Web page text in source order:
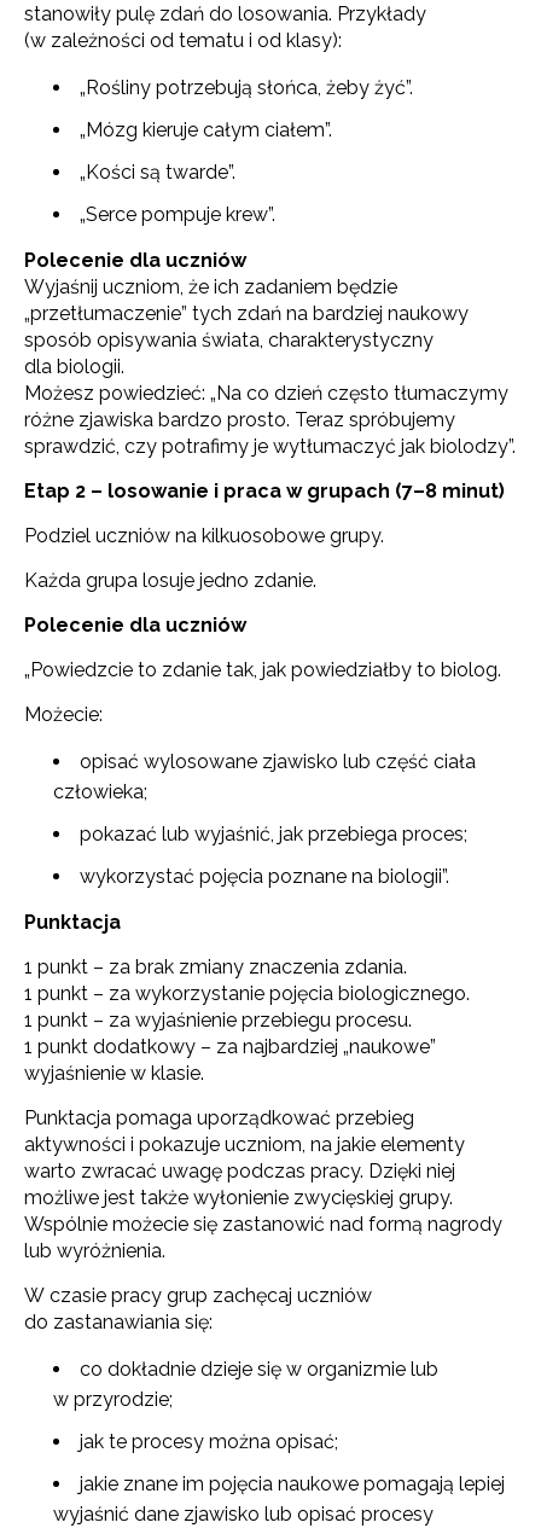
stanowiły pulę zdań do losowania. Przykłady
(w zależności od tematu i od klasy):
„Rośliny potrzebują słońca, żeby żyć”.
„Mózg kieruje całym ciałem”.
„Kości są twarde”.
„Serce pompuje krew”.
Polecenie dla uczniów
Wyjaśnij uczniom, że ich zadaniem będzie
„przetłumaczenie” tych zdań na bardziej naukowy
sposób opisywania świata, charakterystyczny
dla biologii.
Możesz powiedzieć: „Na co dzień często tłumaczymy
różne zjawiska bardzo prosto. Teraz spróbujemy
sprawdzić, czy potrafimy je wytłumaczyć jak biolodzy”.
Etap 2 – losowanie i praca w grupach (7–8 minut)
Podziel uczniów na kilkuosobowe grupy.
Każda grupa losuje jedno zdanie.
Polecenie dla uczniów
„Powiedzcie to zdanie tak, jak powiedziałby to biolog.
Możecie:
opisać wylosowane zjawisko lub część ciała
człowieka;
pokazać lub wyjaśnić, jak przebiega proces;
wykorzystać pojęcia poznane na biologii”.
Punktacja
1 punkt – za brak zmiany znaczenia zdania.
1 punkt – za wykorzystanie pojęcia biologicznego.
1 punkt – za wyjaśnienie przebiegu procesu.
1 punkt dodatkowy – za najbardziej „naukowe”
wyjaśnienie w klasie.
Punktacja pomaga uporządkować przebieg
aktywności i pokazuje uczniom, na jakie elementy
warto zwracać uwagę podczas pracy. Dzięki niej
możliwe jest także wyłonienie zwycięskiej grupy.
Wspólnie możecie się zastanowić nad formą nagrody
lub wyróżnienia.
W czasie pracy grup zachęcaj uczniów
do zastanawiania się:
co dokładnie dzieje się w organizmie lub
w przyrodzie;
jak te procesy można opisać;
jakie znane im pojęcia naukowe pomagają lepiej
wyjaśnić dane zjawisko lub opisać procesy